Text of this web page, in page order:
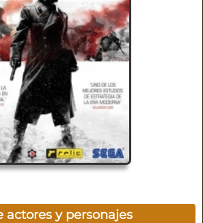
actores y personajes